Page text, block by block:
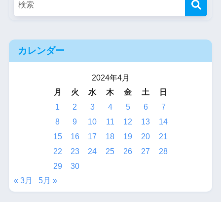
カレンダー
2024年4月
月
火 水 木 金 土
日
1
2 3 4 5 6
7
8
9 10 11 12 13
14
15
16 17 18 19 20
21
22
23 24 25 26 27
28
29
30
« 3月
5月 »